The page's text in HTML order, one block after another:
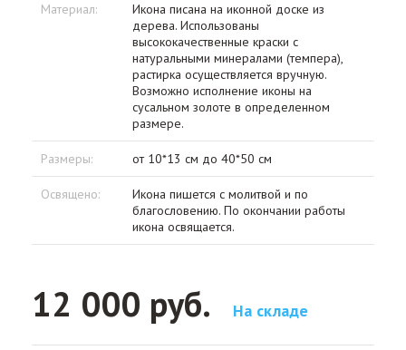
Материал:
Икона писана на иконной доске из
дерева. Использованы
высококачественные краски с
натуральными минералами (темпера),
растирка осуществляется вручную.
Возможно исполнение иконы на
сусальном золоте в определенном
размере.
Размеры: от 10*13 см до 40*50 см
Освящено:
Икона пишется с молитвой и по
благословению. По окончании работы
икона освящается.
12 000 руб. На складе